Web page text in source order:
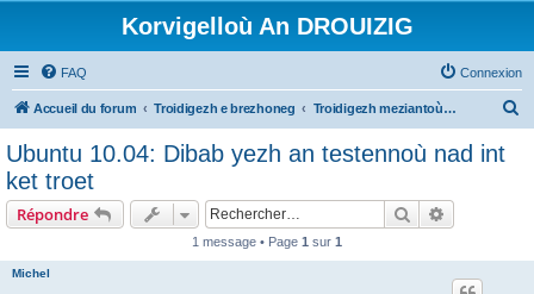
Korvigelloù An DROUIZIG
FAQ Connexion
Accueil du forum Troidigezh e brezhoneg Troidigezh meziantoù all (frank a wirioù evit an darn vrasañ anezho)
Ubuntu 10.04: Dibab yezh an testennoù nad int
ket troet
Répondre Rechercher
1 message • Page 1 sur 1
Michel